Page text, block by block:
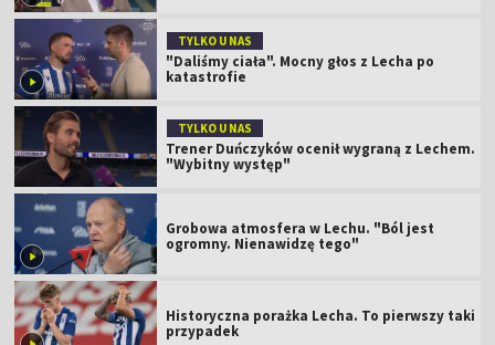
TYLKO U NAS
"Daliśmy ciała". Mocny głos z Lecha po
katastrofie
TYLKO U NAS
Trener Duńczyków ocenił wygraną z Lechem.
"Wybitny występ"
Grobowa atmosfera w Lechu. "Ból jest
ogromny. Nienawidzę tego"
Historyczna porażka Lecha. To pierwszy taki
przypadek